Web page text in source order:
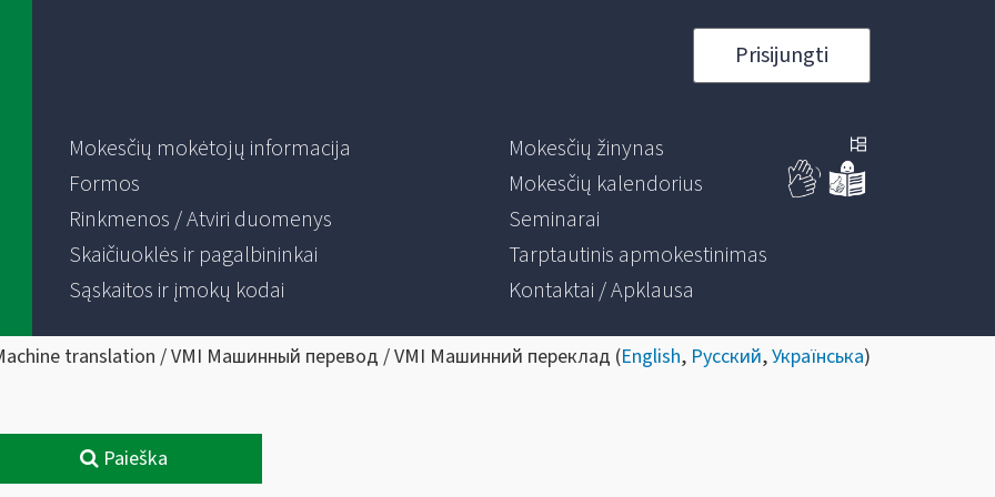
Prisijungti
Mokesčių mokėtojų informacija
Formos
Rinkmenos / Atviri duomenys
Skaičiuoklės ir pagalbininkai
Sąskaitos ir įmokų kodai
Mokesčių žinynas
Mokesčių kalendorius
Seminarai
Tarptautinis apmokestinimas
Kontaktai / Apklausa
translation / VMI Машинный перевод / VMI Машинний переклад (English, Русский,Українська)
Paieška